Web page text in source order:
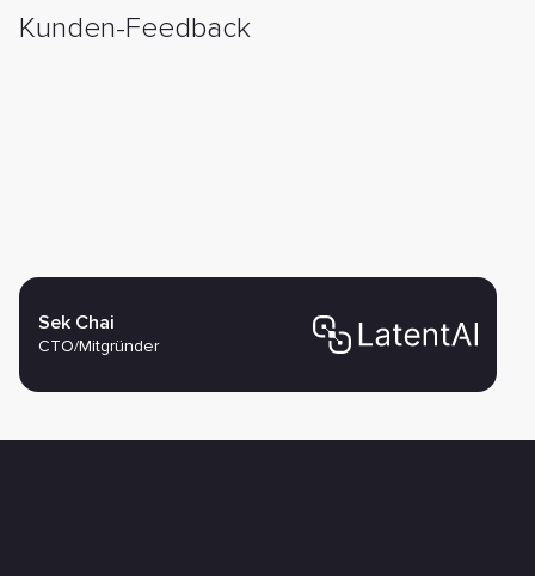
Kunden-Feedback
Sek Chai
CTO/Mitgründer